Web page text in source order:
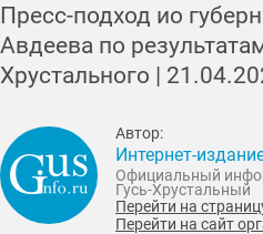
Пресс-подход ио
Авдеева по
Хрустального |
Автор:
Интернет-
Официальный
Гусь-Хрустальный
Перейти на
Перейти на сайт